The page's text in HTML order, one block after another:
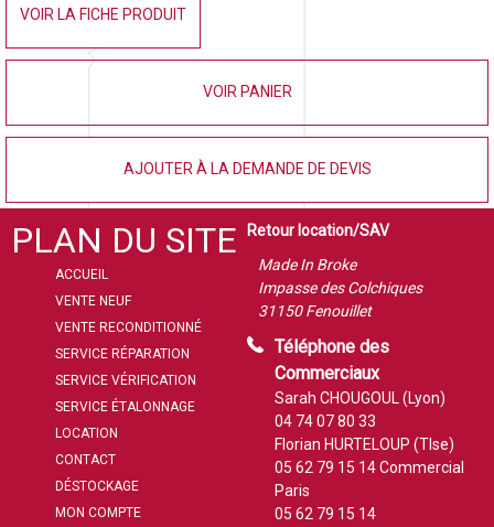
VOIR LA FICHE PRODUIT
VOIR PANIER
AJOUTER À LA DEMANDE DE DEVIS
PLAN DU SITE
ACCUEIL
VENTE NEUF
VENTE RECONDITIONNÉ
SERVICE RÉPARATION
SERVICE VÉRIFICATION
SERVICE ÉTALONNAGE
LOCATION
CONTACT
DÉSTOCKAGE
MON COMPTE
Retour location/SAV
Made In Broke
Impasse des Colchiques
31150 Fenouillet
Téléphone des
Commerciaux
Sarah CHOUGOUL (Lyon)
04 74 07 80 33
Florian HURTELOUP (Tlse)
05 62 79 15 14Commercial
Paris
05 62 79 15 14